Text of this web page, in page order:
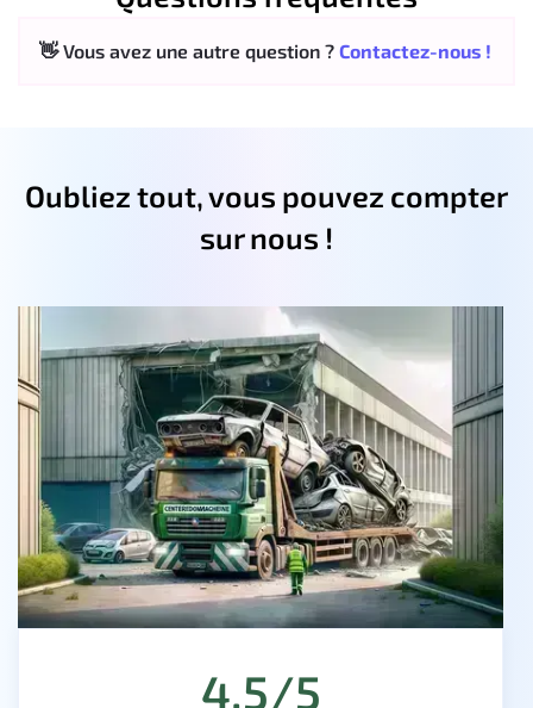
👋 Vous avez une autre question ? Contactez-nous !
Oubliez tout, vous pouvez compter
sur nous !
4.5/5